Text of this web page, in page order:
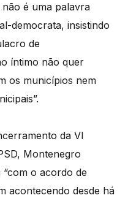
é uma palavra
democrata, insistindo
de
íntimo não quer
os municípios nem
da VI
Montenegro
o acordo de
acontecendo desde há